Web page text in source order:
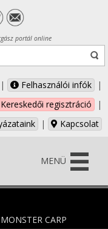
portál online
| Felhasználói infók
|
Kereskedői regisztráció
|
| Kapcsolat
MENÜ
CARP